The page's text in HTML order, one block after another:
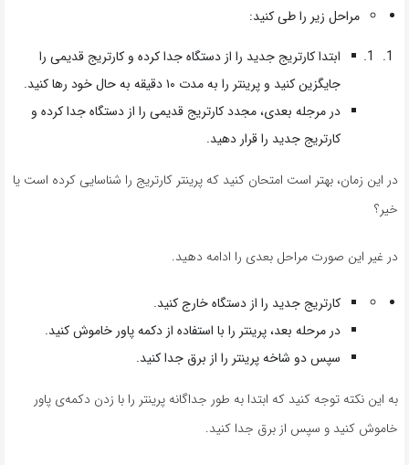
مراحل زیر را طی کنید:
ابتدا کارتریج جدید را از دستگاه جدا کرده و کارتریج‌ قدیمی را
جایگزین کنید و پرینتر را به مدت ۱۰ دقیقه به حال خود رها کنید.
در مرجله بعدی، مجدد کارتریج قدیمی را از دستگاه جدا کرده و
کارتریج جدید را قرار دهید.
در این زمان، بهتر است امتحان کنید که پرینتر کارتریج را شناسایی کرده است یا
خیر؟
در غیر این صورت مراحل بعدی را ادامه دهید.
کارتریج جدید را از دستگاه خارج کنید.
در مرحله بعد، پرینتر را با استفاده از دکمه پاور خاموش کنید.
سپس دو شاخه پرینتر را از برق جدا کنید.
به این نکته توجه کنید که ابتدا به طور جداگانه پرینتر را با زدن دکمه‌ی پاور
خاموش کنید و سپس از برق جدا کنید.